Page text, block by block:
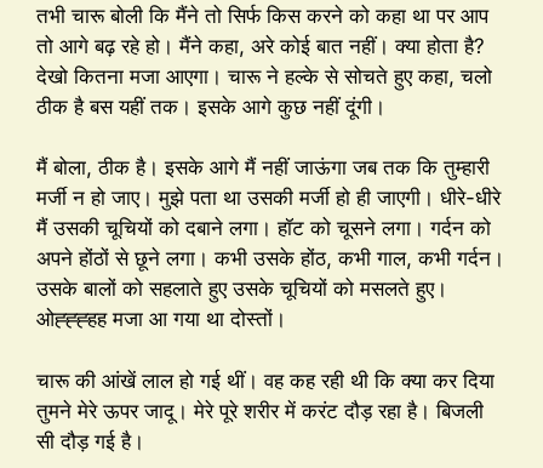
तभी चारू बोली कि मैंने तो सिर्फ किस करने को कहा था पर आप
तो आगे बढ़ रहे हो। मैंने कहा, अरे कोई बात नहीं। क्या होता है?
देखो कितना मजा आएगा। चारू ने हल्के से सोचते हुए कहा, चलो
ठीक है बस यहीं तक। इसके आगे कुछ नहीं दूंगी।
मैं बोला, ठीक है। इसके आगे मैं नहीं जाऊंगा जब तक कि तुम्हारी
मर्जी न हो जाए। मुझे पता था उसकी मर्जी हो ही जाएगी। धीरे-धीरे
मैं उसकी चूचियों को दबाने लगा। हॉट को चूसने लगा। गर्दन को
अपने होंठों से छूने लगा। कभी उसके होंठ, कभी गाल, कभी गर्दन।
उसके बालों को सहलाते हुए उसके चूचियों को मसलते हुए।
ओह्ह्ह्हह मजा आ गया था दोस्तों।
चारू की आंखें लाल हो गई थीं। वह कह रही थी कि क्या कर दिया
तुमने मेरे ऊपर जादू। मेरे पूरे शरीर में करंट दौड़ रहा है। बिजली
सी दौड़ गई है।